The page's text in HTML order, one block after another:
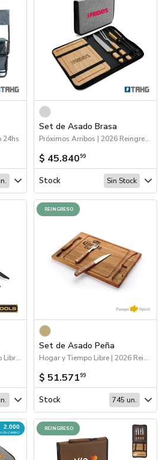
24hs
Set de Asado Brasa
Próximos Arribos | 2026 Reingresos | Hogar y Tiempo Libre
$ 45.84099
Stock Sin Stock
Logo 24hs | Hogar y Tiempo Libre | 2026 Minería
REINGRESO
Set de Asado Peña
Hogar y Tiempo Libre | 2026 Reingresos | 2026 Agro
$ 51.57199
Stock 745 un.
2.000
EN CAMINO
REINGRESO